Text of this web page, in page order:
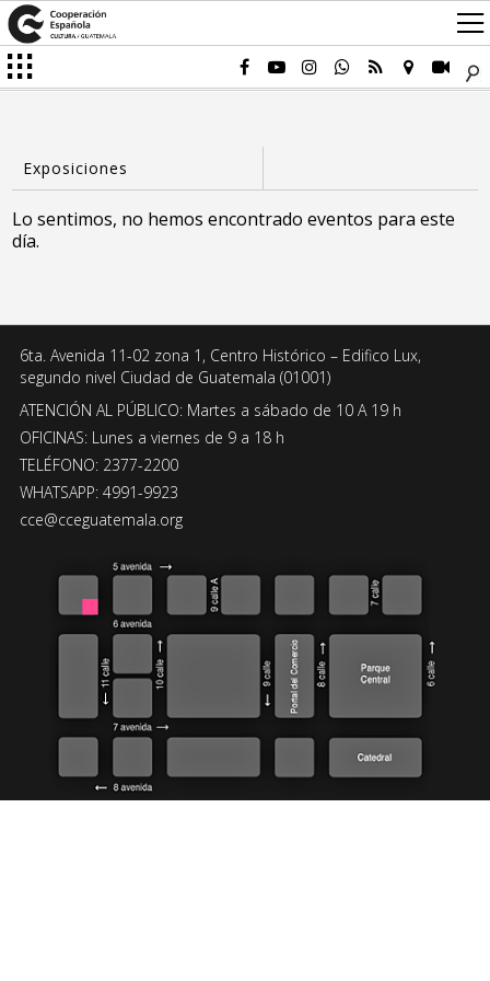
Lo sentimos, no hemos encontrado eventos para este
día.
6ta. Avenida 11-02 zona 1, Centro Histórico – Edifico Lux,
segundo nivel Ciudad de Guatemala (01001)
ATENCIÓN AL PÚBLICO: Martes a sábado de 10 A 19 h
OFICINAS: Lunes a viernes de 9 a 18 h
TELÉFONO: 2377-2200
WHATSAPP: 4991-9923
cce@cceguatemala.org